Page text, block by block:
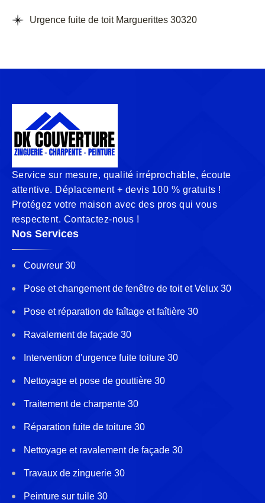
Urgence fuite de toit Marguerittes 30320
Service sur mesure, qualité irréprochable, écoute
attentive. Déplacement + devis 100 % gratuits !
Protégez votre maison avec des pros qui vous
respectent. Contactez-nous !
Nos Services
Couvreur 30
Pose et changement de fenêtre de toit et Velux 30
Pose et réparation de faîtage et faîtière 30
Ravalement de façade 30
Intervention d'urgence fuite toiture 30
Nettoyage et pose de gouttière 30
Traitement de charpente 30
Réparation fuite de toiture 30
Nettoyage et ravalement de façade 30
Travaux de zinguerie 30
Peinture sur tuile 30